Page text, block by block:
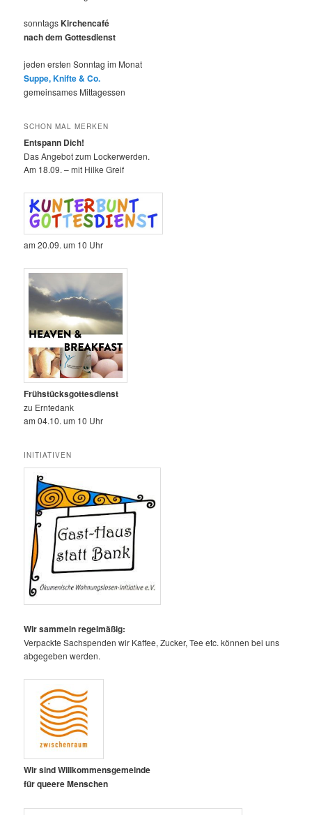
sonntagsKirchencafé
nach dem Gottesdienst
jeden ersten Sonntag im Monat
Suppe, Knifte & Co.
gemeinsames Mittagessen
SCHON MAL MERKEN
Entspann Dich!
Das Angebot zum Lockerwerden.
Am 18.09. – mit Hilke Greif
am 20.09. um 10 Uhr
Frühstücksgottesdienst
zu Erntedank
am 04.10. um 10 Uhr
INITIATIVEN
Wir sammeln regelmäßig:
Verpackte Sachspenden wir Kaffee, Zucker, Tee etc. können bei uns
abgegeben werden.
Wir sind Willkommensgemeinde
für queere Menschen